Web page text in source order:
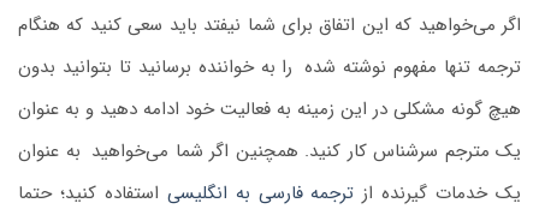
اگر می‌خواهید که این اتفاق برای شما نیفتد باید سعی کنید که هنگام
ترجمه تنها مفهوم نوشته ‌شده. را به خواننده برسانید تا بتوانید بدون
هیچ‌ گونه مشکلی در این زمینه به فعالیت خود ادامه دهید و به‌ عنوان
یک مترجم سرشناس کار کنید. همچنین اگر شما می‌خواهید به‌ عنوان
یک خدمات گیرنده از ترجمه فارسی به انگلیسی استفاده کنید؛ حتما